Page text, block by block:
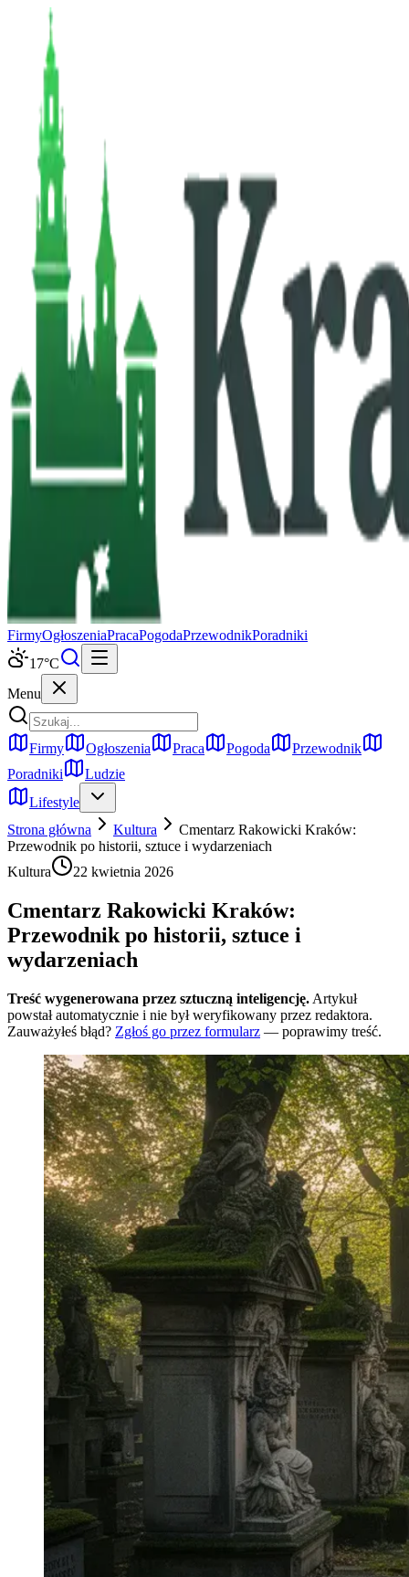
FirmyOgłoszeniaPracaPogodaPrzewodnikPoradniki
17°C
Menu
Firmy Ogłoszenia Praca Pogoda
Przewodnik
Poradniki
Ludzie
Lifestyle
Strona główna
Kultura
Cmentarz Rakowicki Kraków:
Przewodnik po historii, sztuce i wydarzeniach
Kultura
22 kwietnia 2026
Cmentarz Rakowicki Kraków:
Przewodnik po historii, sztuce i
wydarzeniach
Treść wygenerowana przez sztuczną inteligencję. Artykuł
powstał automatycznie i nie był weryfikowany przez redaktora.
Zauważyłeś błąd? Zgłoś go przez formularz — poprawimy treść.